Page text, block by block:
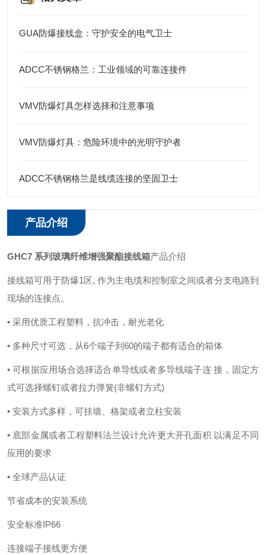
GUA防爆接线盒：守护安全的电气卫士
ADCC不锈钢格兰：工业领域的可靠连接件
VMV防爆灯具怎样选择和注意事项
VMV防爆灯具：危险环境中的光明守护者
ADCC不锈钢格兰是线缆连接的坚固卫士
产品介绍
GHC7 系列玻璃纤维增强聚酯接线箱产品介绍
接线箱可用于防爆1区, 作为主电缆和控制室之间或者分支电路到
现场的连接点。
• 采用优质工程塑料，抗冲击，耐光老化
• 多种尺寸可选，从6个端子到60的端子都有适合的箱体
• 可根据应用场合选择适合单导线或者多导线端子连 接，固定方
式可选择螺钉或者拉力弹簧(非螺钉方式)
• 安装方式多样，可挂墙、格架或者立柱安装
• 底部金属或者工程塑料法兰设计允许更大开孔面积 以满足不同
应用的要求
• 全球产品认证
节省成本的安装系统
安全标准IP66
连接端子接线更方便